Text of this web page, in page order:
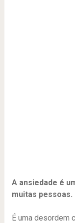
A ansiedade é
muitas pessoas.
É uma desordem